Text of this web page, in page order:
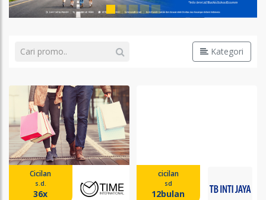
Kategori
Cicilan
s.d.
36x
cicilan
sd
12bulan